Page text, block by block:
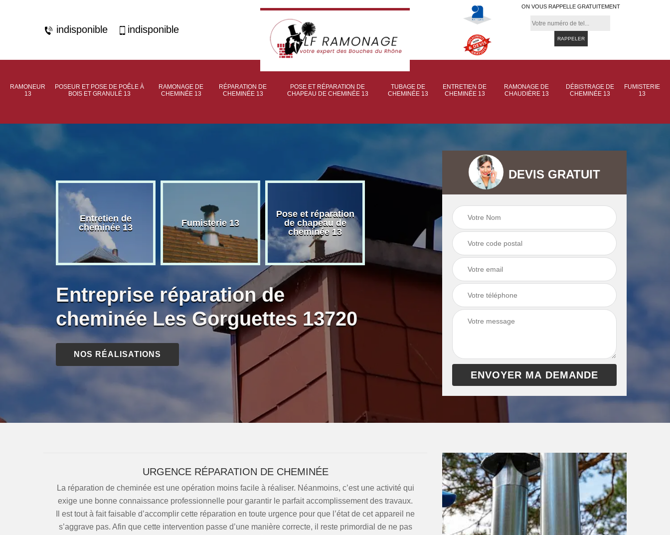
indisponible indisponible
ON VOUS RAPPELLE GRATUITEMENT
RAMONEUR
13
POSEUR ET POSE DE POÊLE À
BOIS ET GRANULÉ 13
RAMONAGE DE
CHEMINÉE 13
RÉPARATION DE
CHEMINÉE 13
POSE ET RÉPARATION DE
CHAPEAU DE CHEMINÉE 13
TUBAGE DE
CHEMINÉE 13
ENTRETIEN DE
CHEMINÉE 13
RAMONAGE DE
CHAUDIÈRE 13
DÉBISTRAGE DE
CHEMINÉE 13
FUMISTERIE
13
Entretien de
cheminée 13
Fumisterie 13
Pose et réparation
de chapeau de
cheminée 13
Poseur et pose de
poêle à bois et
granulé 13
Ramonage de
chaudière 13
Ramonage de
cheminée 13
Entreprise réparation de
cheminée Les Gorguettes 13720
NOS RÉALISATIONS
DEVIS GRATUIT
URGENCE RÉPARATION DE CHEMINÉE
La réparation de cheminée est une opération moins facile à réaliser. Néanmoins, c’est une activité qui
exige une bonne connaissance professionnelle pour garantir le parfait accomplissement des travaux.
Il est tout à fait faisable d’accomplir cette réparation en toute urgence pour que l’état de cet appareil ne
s’aggrave pas. Afin que cette intervention passe d’une manière correcte, il reste primordial de ne pas